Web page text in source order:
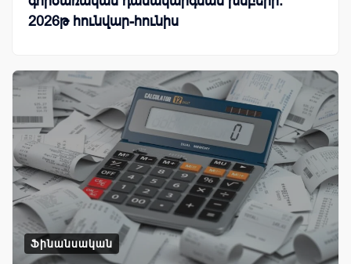
2026թ հունվար-հունիս
Ֆինանսական